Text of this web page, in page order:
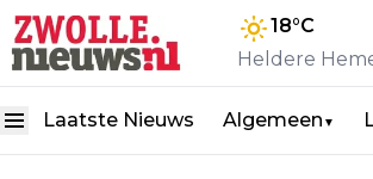
18°C
Heldere
Laatste Nieuws Algemeen ▼